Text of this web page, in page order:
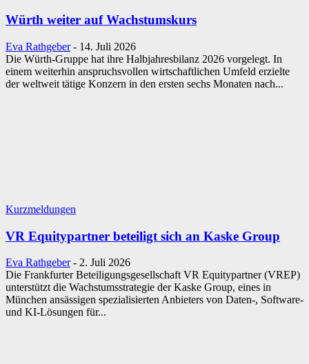
Würth weiter auf Wachstumskurs
Eva Rathgeber - 14. Juli 2026
Die Würth-Gruppe hat ihre Halbjahresbilanz 2026 vorgelegt. In
einem weiterhin anspruchsvollen wirtschaftlichen Umfeld erzielte
der weltweit tätige Konzern in den ersten sechs Monaten nach...
Kurzmeldungen
VR Equitypartner beteiligt sich an Kaske Group
Eva Rathgeber - 2. Juli 2026
Die Frankfurter Beteiligungsgesellschaft VR Equitypartner (VREP)
unterstützt die Wachstumsstrategie der Kaske Group, eines in
München ansässigen spezialisierten Anbieters von Daten-, Software-
und KI-Lösungen für...